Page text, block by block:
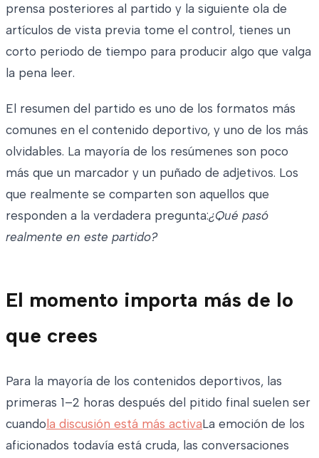
prensa posteriores al partido y la siguiente ola de
artículos de vista previa tome el control, tienes un
corto periodo de tiempo para producir algo que valga
la pena leer.
El resumen del partido es uno de los formatos más
comunes en el contenido deportivo, y uno de los más
olvidables. La mayoría de los resúmenes son poco
más que un marcador y un puñado de adjetivos. Los
que realmente se comparten son aquellos que
responden a la verdadera pregunta:¿Qué pasó
realmente en este partido?
El momento importa más de lo
que crees
Para la mayoría de los contenidos deportivos, las
primeras 1–2 horas después del pitido final suelen ser
cuandola discusión está más activaLa emoción de los
aficionados todavía está cruda, las conversaciones